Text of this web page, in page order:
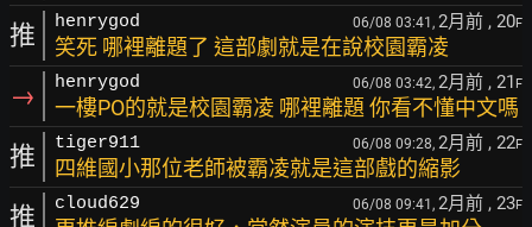
推 henrygod 06/08 03:41, 2月前 , 20F
笑死 哪裡離題了 這部劇就是在說校園霸凌
→ henrygod 06/08 03:42, 2月前 , 21 F
一樓PO的就是校園霸凌 哪裡離題 你看不懂中文嗎
推 tiger911 06/08 09:28, 2月前 , 22F
四維國小那位老師被霸凌就是這部戲的縮影
推 cloud629 06/08 09:41, 2月前 , 23F